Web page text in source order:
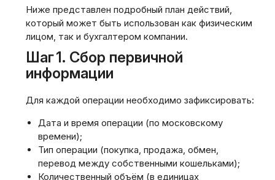
Ниже представлен подробный план действий‚
который может быть использован как физическим
лицом‚ так и бухгалтером компании.
Шаг 1. Сбор первичной
информации
Для каждой операции необходимо зафиксировать:
Дата и время операции (по московскому
времени);
Тип операции (покупка‚ продажа‚ обмен‚
перевод между собственными кошельками);
Количественный объём (в единицах